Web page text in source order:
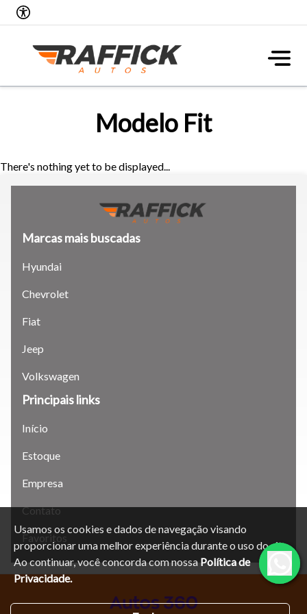
Usamos os cookies e dados de navegação visando
proporcionar uma melhor experiência durante o uso do site.
Ao continuar, você concorda com nossaPolítica de
Privacidade.
Tamanho do texto
atalhos Ctrl+ (para aumentar) e Ctrl- (para diminuir) no seu
teclado.
Modelo Fit
There's nothing yet to be displayed...
Marcas mais buscadas
Hyundai
Chevrolet
Fiat
Jeep
Volkswagen
Principais links
Início
Estoque
Empresa
Contato
Favoritos